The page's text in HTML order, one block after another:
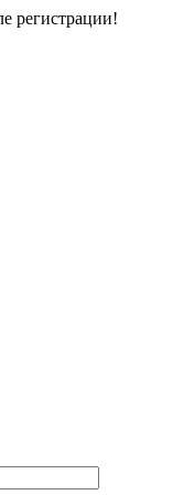
регистрации!